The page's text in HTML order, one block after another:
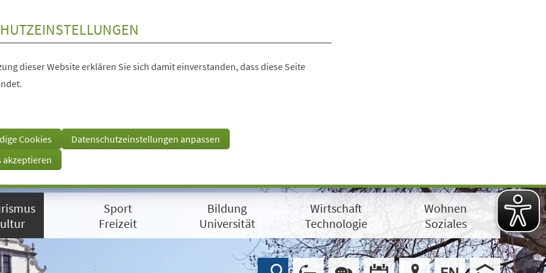
dieser Website erklären Sie sich damit einverstanden, dass diese Seite
Cookies
Datenschutzeinstellungen anpassen
akzeptieren
Sport
Freizeit
Bildung
Universität
Wirtschaft
Technologie
Wohnen
Soziales